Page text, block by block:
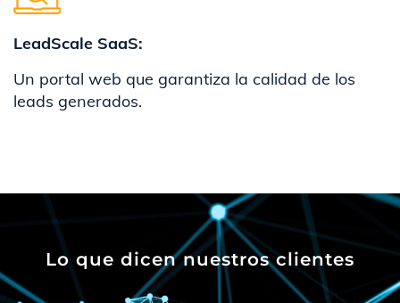
​LeadScale SaaS:
Un portal web que garantiza la calidad de los
leads generados.
Lo que dicen nuestros clientes